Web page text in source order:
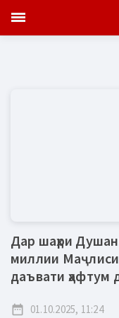
Дар шаҳри
миллии
даъвати ҳафтум
date_range 01.10.2025, 11:24